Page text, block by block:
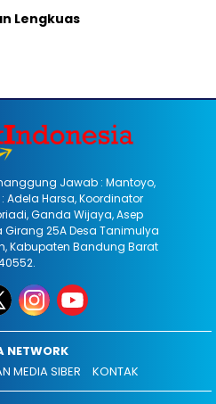
Lengkuas
Jawab : Mantoyo,
Adela Harsa, Koordinator
Ganda Wijaya, Asep
Girang 25A Desa Tanimulya
Kabupaten Bandung Barat
NETWORK
MEDIA SIBER KONTAK